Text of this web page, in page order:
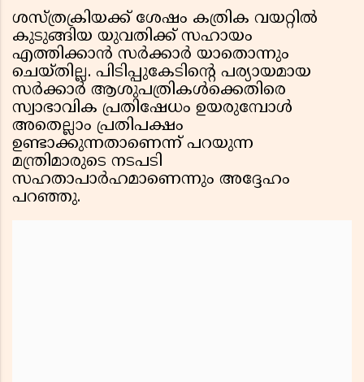
ശസ്ത്രക്രിയക്ക് ശേഷം കത്രിക വയറ്റിൽ
കുടുങ്ങിയ യുവതിക്ക് സഹായം
എത്തിക്കാൻ സർക്കാർ യാതൊന്നും
ചെയ്തില്ല. പിടിപ്പുകേടിന്റെ പര്യായമായ
സർക്കാർ ആശുപത്രികൾക്കെതിരെ
സ്വാഭാവിക പ്രതിഷേധം ഉയരുമ്പോൾ
അതെല്ലാം പ്രതിപക്ഷം
ഉണ്ടാക്കുന്നതാണെന്ന് പറയുന്ന
മന്ത്രിമാരുടെ നടപടി
സഹതാപാർഹമാണെന്നും അദ്ദേഹം
പറഞ്ഞു.